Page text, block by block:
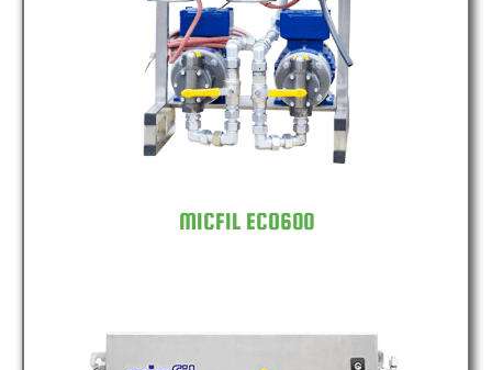
MICFIL ECO600
MICFIL ECO600